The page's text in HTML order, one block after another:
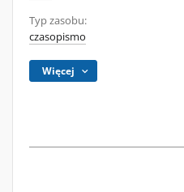
Typ zasobu:
czasopismo
Więcej